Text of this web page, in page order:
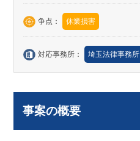
争点： 休業損害
対応事務所： 埼玉法律事務所
事案の概要